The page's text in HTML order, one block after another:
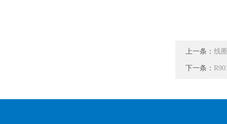
上一条：线
下一条：